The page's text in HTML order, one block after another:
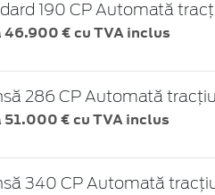
190 CP Automată
€ cu TVA inclus
286 CP Automată
€ cu TVA inclus
340 CP Automată